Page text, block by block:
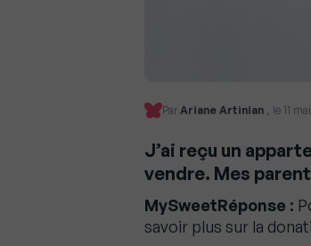
Par Ariane Artinian , le 11
J’ai reçu un
vendre. Mes
MySweetRéponse :
savoir plus sur la